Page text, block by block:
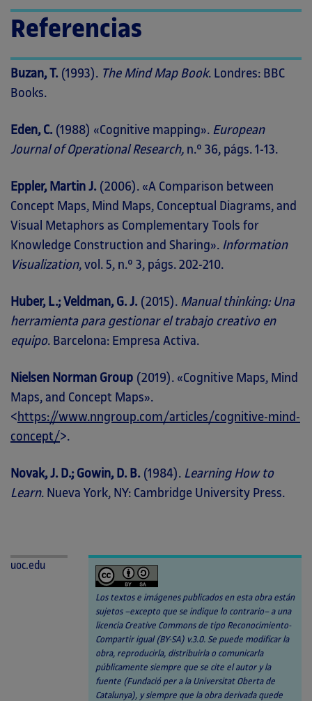
Referencias
Buzan, T. (1993). The Mind Map Book. Londres: BBC
Books.
Eden, C.(1988) «Cognitive mapping». European
Journal of Operational Research, n.º 36, págs. 1-13.
Eppler, Martin J. (2006). «A Comparison between
Concept Maps, Mind Maps, Conceptual Diagrams, and
Visual Metaphors as Complementary Tools for
Knowledge Construction and Sharing». Information
Visualization, vol. 5, n.º 3, págs. 202-210.
Huber, L.; Veldman, G. J. (2015). Manual thinking: Una
herramienta para gestionar el trabajo creativo en
equipo. Barcelona: Empresa Activa.
Nielsen Norman Group (2019). «Cognitive Maps, Mind
Maps, and Concept Maps».
< https://www.nngroup.com/articles/cognitive-mind-
concept/>.
Novak, J. D.; Gowin, D. B. (1984). Learning How to
Learn. Nueva York, NY: Cambridge University Press.
uoc.edu
Los textos e imágenes publicados en esta obra están
sujetos –excepto que se indique lo contrario– a una
licencia Creative Commons de tipo Reconocimiento-
Compartir igual (BY-SA) v.3.0. Se puede modificar la
obra, reproducirla, distribuirla o comunicarla
públicamente siempre que se cite el autor y la
fuente (Fundació per a la Universitat Oberta de
Catalunya), y siempre que la obra derivada quede